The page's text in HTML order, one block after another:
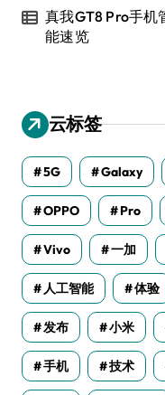
真我GT8 Pro手机
能速览
云标签
5G Galaxy
OPPO Pro
Vivo 一加
人工智能 体验
发布 小米
手机 技术